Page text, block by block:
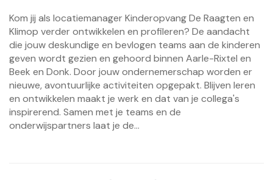
Kom jij als locatiemanager Kinderopvang De Raagten en
Klimop verder ontwikkelen en profileren? De aandacht
die jouw deskundige en bevlogen teams aan de kinderen
geven wordt gezien en gehoord binnen Aarle-Rixtel en
Beek en Donk. Door jouw ondernemerschap worden er
nieuwe, avontuurlijke activiteiten opgepakt. Blijven leren
en ontwikkelen maakt je werk en dat van je collega's
inspirerend. Samen met je teams en de
onderwijspartners laat je de...